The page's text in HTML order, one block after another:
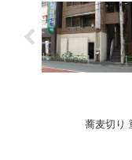
蕎麦切り